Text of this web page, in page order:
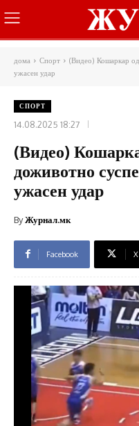
дома Спорт
(Видео) Кошаркар
ужасен удар
СПОРТ
14.08.2025 18:27
(Видео)
доживотно
ужасен удар
ByЖурнал.мк
Facebook X